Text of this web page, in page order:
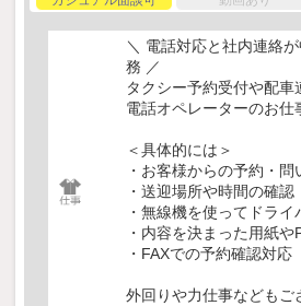
＼ 電話対応と社内連絡
務 ／
タクシー予約受付や配車
電話オペレーターのお仕
＜具体的には＞
・お客様からの予約・
・送迎場所や時間の確認
・無線機を使ってドライ
・内容を決まった用紙や
・FAXでの予約確認対
外回りや力仕事などもご